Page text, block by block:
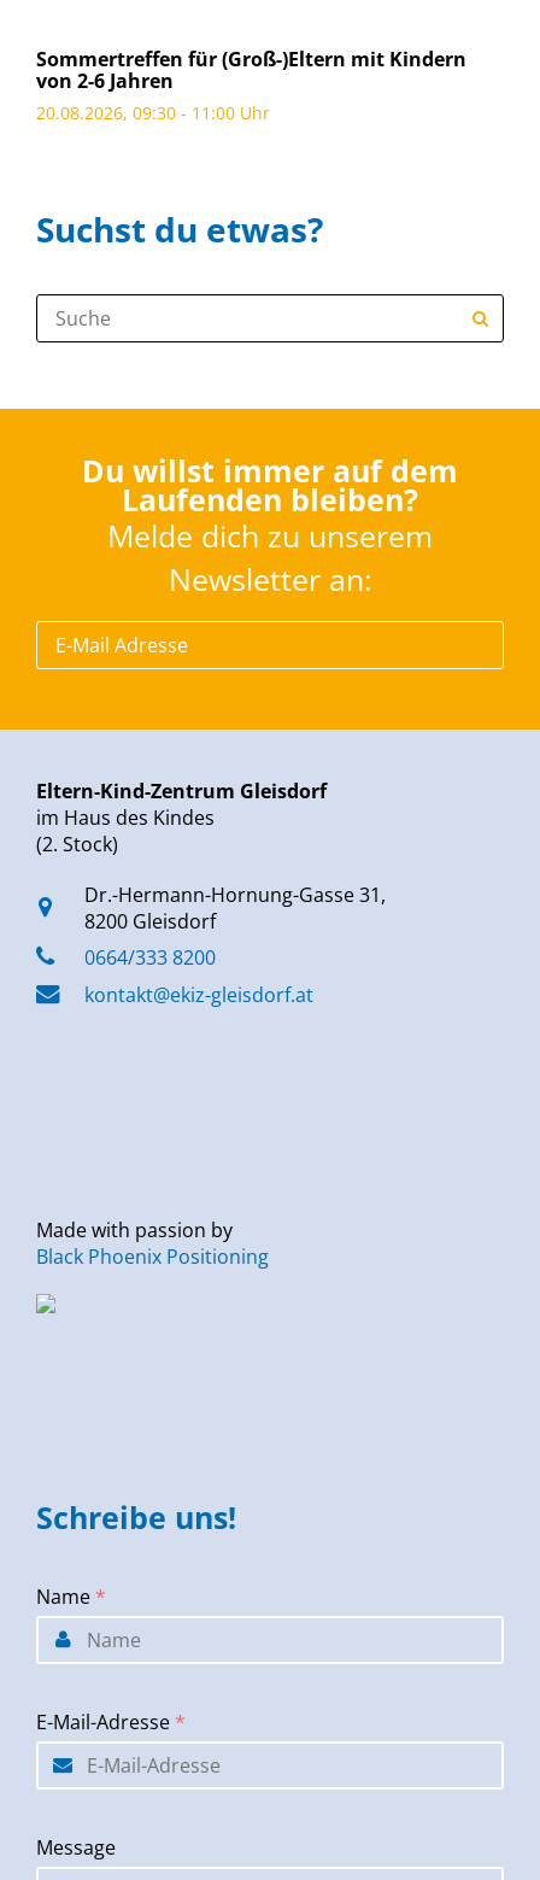
Sommertreffen für (Groß-)Eltern mit Kindern
von 2-6 Jahren
20.08.2026, 09:30 - 11:00 Uhr
Suchst du etwas?
Suche:
Du willst immer auf dem
Laufenden bleiben?
Melde dich zu unserem
Newsletter an:
Eltern-Kind-Zentrum Gleisdorf
im Haus des Kindes
(2. Stock)
Dr.-Hermann-Hornung-Gasse 31,
8200 Gleisdorf
0664/333 8200
kontakt@ekiz-gleisdorf.at
Made with passion by
Black Phoenix Positioning
Schreibe uns!
Name *
E-Mail-Adresse *
Message